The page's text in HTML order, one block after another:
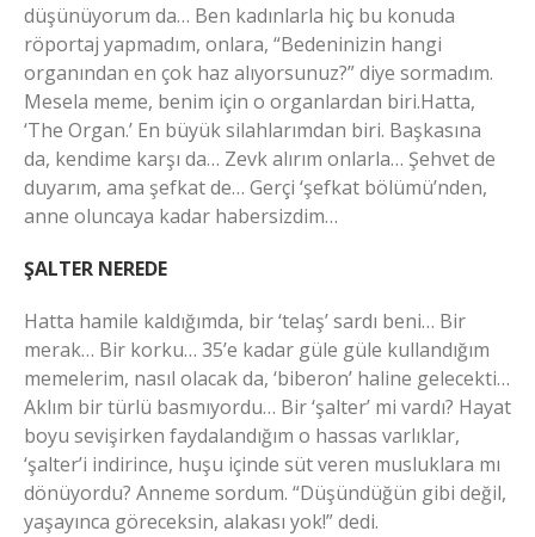
düşünüyorum da… Ben kadınlarla hiç bu konuda
röportaj yapmadım, onlara, “Bedeninizin hangi
organından en çok haz alıyorsunuz?” diye sormadım.
Mesela meme, benim için o organlardan biri.Hatta,
‘The Organ.’ En büyük silahlarımdan biri. Başkasına
da, kendime karşı da… Zevk alırım onlarla… Şehvet de
duyarım, ama şefkat de… Gerçi ‘şefkat bölümü’nden,
anne oluncaya kadar habersizdim…
ŞALTER NEREDE
Hatta hamile kaldığımda, bir ‘telaş’ sardı beni… Bir
merak… Bir korku… 35’e kadar güle güle kullandığım
memelerim, nasıl olacak da, ‘biberon’ haline gelecekti…
Aklım bir türlü basmıyordu… Bir ‘şalter’ mi vardı? Hayat
boyu sevişirken faydalandığım o hassas varlıklar,
‘şalter’i indirince, huşu içinde süt veren musluklara mı
dönüyordu? Anneme sordum. “Düşündüğün gibi değil,
yaşayınca göreceksin, alakası yok!” dedi.